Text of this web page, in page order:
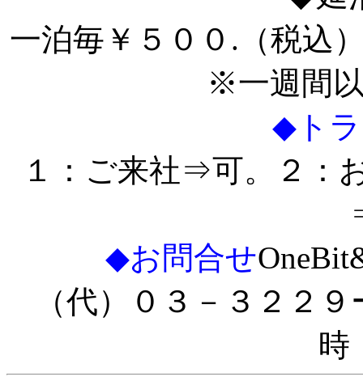
一泊毎￥５００.（税込
※一週間
◆ト
１：ご来社⇒可。２：
◆お問合せ
（代）０３－３２２